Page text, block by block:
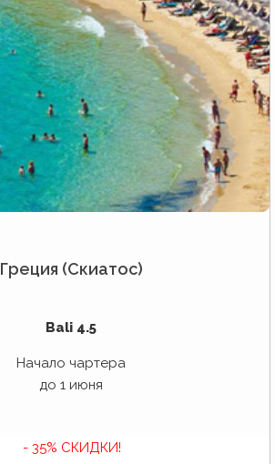
Греция (Скиатос)
Bali 4.5
Начало чартера
до 1 июня
- 35% СКИДКИ!